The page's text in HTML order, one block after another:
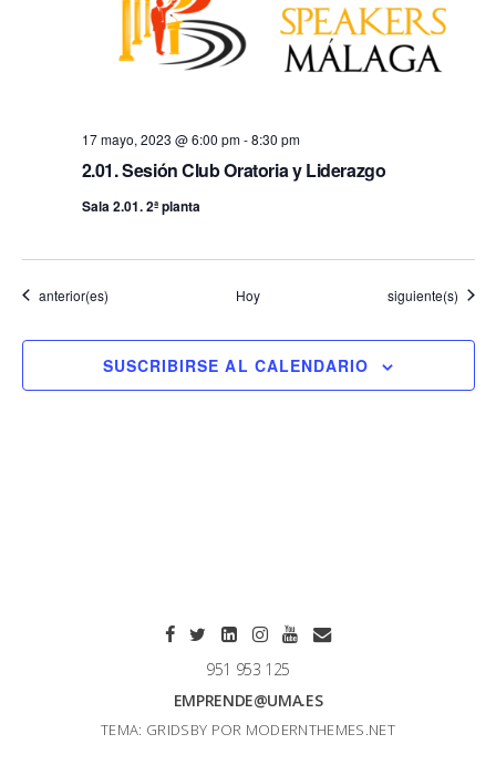
2.01. Sesión Club Oratoria y Liderazgo
17 mayo, 2023 @ 6:00 pm-8:30 pm
Sala 2.01. 2ª planta
Eventos
anterior(es) Hoy Eventos
siguiente(s)
SUSCRIBIRSE AL CALENDARIO
951 953 125
EMPRENDE@UMA.ES
TEMA: GRIDSBY POR MODERNTHEMES.NET